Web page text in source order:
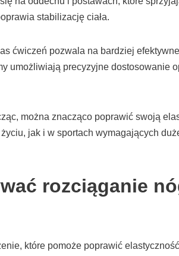
stabilizację ciała.
ćwiczeń pozwala na bardziej
umożliwiają precyzyjne dostosowanie
można znacząco poprawić swoją
jak i w sportach wymagających
rozciąganie
które pomoże poprawić